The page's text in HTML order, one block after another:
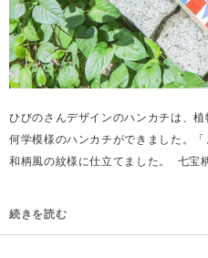
ひびのさんデザインのハンカチは、
何学模様のハンカチができました。「
和柄風の紋様に仕立てました。 七宝
続きを読む